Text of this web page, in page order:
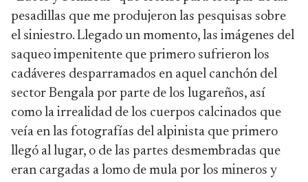
pesadillas que me produjeron las pesquisas sobre
el siniestro. Llegado un momento, las imágenes del
saqueo impenitente que primero sufrieron los
cadáveres desparramados en aquel canchón del
sector Bengala por parte de los lugareños, así
como la irrealidad de los cuerpos calcinados que
veía en las fotografías del alpinista que primero
llegó al lugar, o de las partes desmembradas que
eran cargadas a lomo de mula por los mineros y